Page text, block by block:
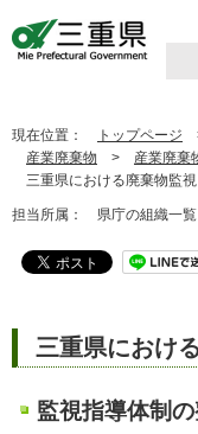
現在位置： トップページ
産業廃棄物 > 産業廃棄
三重県における廃棄物監
担当所属： 県庁の組織一
三重県におけ
監視指導体制